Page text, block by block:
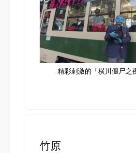
精彩刺激的「横川僵尸之
竹原